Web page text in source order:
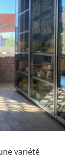
variété